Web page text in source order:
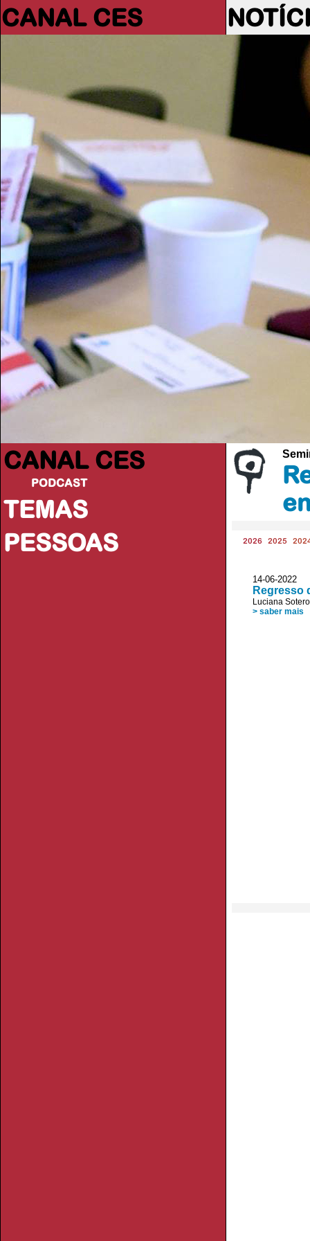
CANAL CES
CANAL CES
PODCAST
TEMAS
PESSOAS
2026 2025
14-06-
Regresso
Luciana Sotero
> saber mais